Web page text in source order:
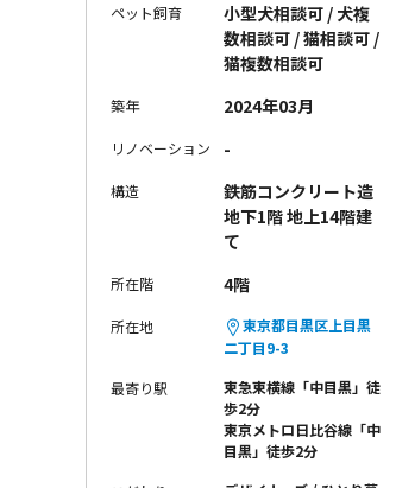
ペット飼育
小型犬相談可 / 犬複
数相談可 / 猫相談可 /
猫複数相談可
築年 2024年03月
リノベーション -
構造
鉄筋コンクリート造
地下1階 地上14階建
て
所在階 4階
所在地
東京都目黒区上目黒
二丁目9-3
最寄り駅
東急東横線「中目黒」徒
歩2分
東京メトロ日比谷線「中
目黒」徒歩2分